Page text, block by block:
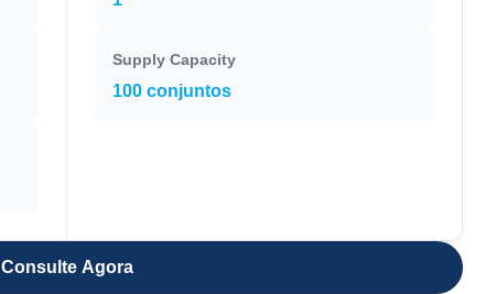
Supply Capacity
100 conjuntos
Consulte Agora